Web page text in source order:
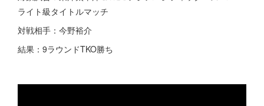
ライト級タイトルマッチ
対戦相手：今野裕介
結果：9ラウンドTKO勝ち